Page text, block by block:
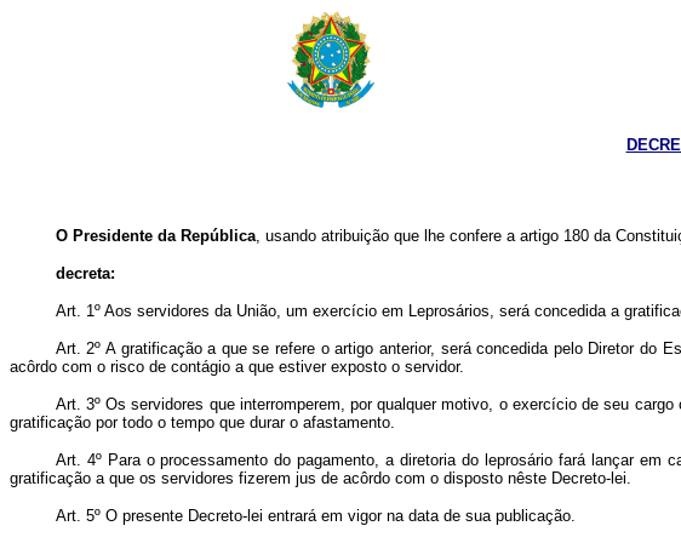
O Presidente da República, usando atribuição que lhe confere a artigo 180 da
decreta:
Art. 1º Aos servidores da União, um exercício em Leprosários, será concedida a
Art. 2º A gratificação a que se refere o artigo anterior, será concedida pelo Diretor do
acôrdo com o risco de contágio a que estiver exposto o servidor.
Art. 3º Os servidores que interromperem, por qualquer motivo, o exercício de seu
gratificação por todo o tempo que durar o afastamento.
Art. 4º Para o processamento do pagamento, a diretoria do leprosário fará lançar
gratificação a que os servidores fizerem jus de acôrdo com o disposto nêste Decreto-lei.
Art. 5º O presente Decreto-lei entrará em vigor na data de sua publicação.